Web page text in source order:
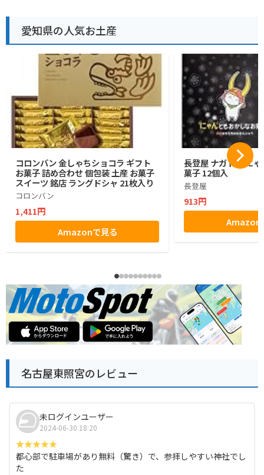
愛知県の人気お土産
コロンバン 金しゃちショコラ ギフト
お菓子 詰め合わせ 個包装 土産 お菓子
スイーツ 銘店 ラングドシャ 21枚入り
コロンバン
1,411円
Amazonで見る
長登屋 ナガトヤ に
菓子 12個入
長登屋
913円
Amazon
名古屋東照宮のレビュー
未ログインユーザー
2024-06-30 18:20
都心部で駐車場があり無料（驚き）で、参拝しやすい神社でし
た